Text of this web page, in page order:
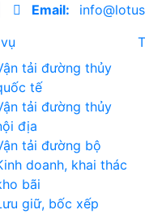
Email:
tải đường thủy
tế
tải đường thủy
địa
tải đường bộ
doanh, khai thác
bãi
giữ, bốc xếp